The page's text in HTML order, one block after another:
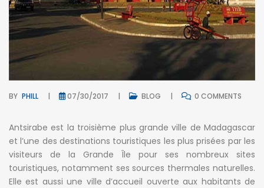
BY PHILL 07/30/2017 BLOG 0 COMMENTS
Antsirabe est la troisième plus grande ville de Madagascar
et l’une des destinations touristiques les plus prisées par les
visiteurs de la Grande Île pour ses nombreux sites
touristiques, notamment ses sources thermales naturelles.
Elle est aussi une ville d’accueil ouverte aux habitants de